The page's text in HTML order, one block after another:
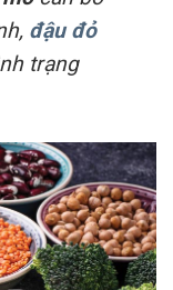
đậu đỏ
trạng